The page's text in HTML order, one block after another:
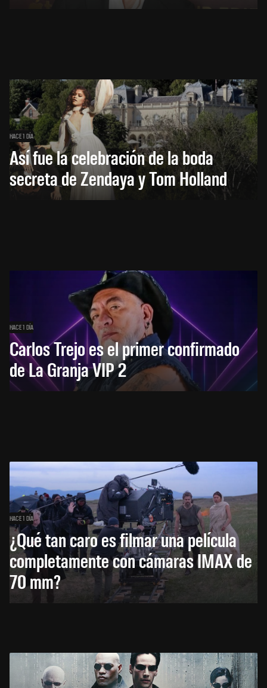
HACE 1 DÍA
Así fue la celebración de la boda
secreta de Zendaya y Tom Holland
HACE 1 DÍA
Carlos Trejo es el primer confirmado
de La Granja VIP 2
HACE 1 DÍA
¿Qué tan caro es filmar una película
completamente con cámaras IMAX de
70 mm?